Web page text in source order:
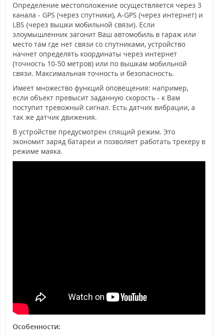
Определение местоположение осуществляется через 3
канала - GPS (через спутники), A-GPS (через интернет) и
LBS (через вышки мобильной связи). Если
злоумышленник загонит Ваш автомобиль в гараж или
место там где нет связи со спутниками, устройство
начнет определять координаты через интернет
(точность 10-50 метров) или по вышкам мобильной
связи. Максимальная точность и безопасность.
Имеет множество функций оповещения: например,
если объект превысит заданную скорость - к Вам
поступит тревожный сигнал. Есть датчик вибрации, а
так же датчик движения.
В устройстве предусмотрен спящий режим. Это
экономит заряд батареи и позволяет работать трекеру в
режиме маяка.
Особенности: